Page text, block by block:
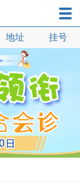
抽动症
多动症
自闭症
语言发育迟缓
遗尿症
小儿口吃
地址 挂号